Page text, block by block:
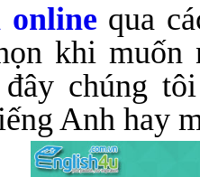
online qua
khi muốn
đây chúng
Anh hay